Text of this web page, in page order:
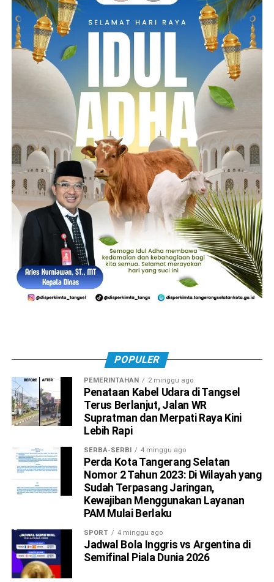
POPULER
PEMERINTAHAN 2 minggu ago
Penataan Kabel Udara di Tangsel
Terus Berlanjut, Jalan WR
Supratman dan Merpati Raya Kini
Lebih Rapi
SERBA-SERBI 4 minggu ago
Perda Kota Tangerang Selatan
Nomor 2 Tahun 2023: Di Wilayah yang
Sudah Terpasang Jaringan,
Kewajiban Menggunakan Layanan
PAM Mulai Berlaku
SPORT 4 minggu ago
Jadwal Bola Inggris vs Argentina di
Semifinal Piala Dunia 2026